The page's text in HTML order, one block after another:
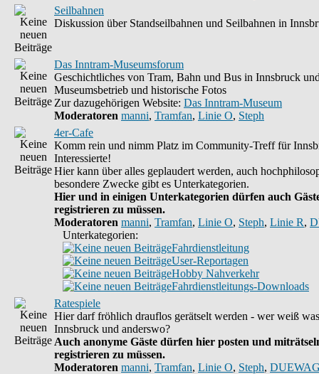
Seilbahnen
Diskussion über Standseilbahnen und Seilbahnen in
Das Inntram-Museumsforum
Geschichtliches von Tram, Bahn und Bus in Innsbruck
Museumsbetrieb und historische Fotos
Zur dazugehörigen Website: Das Inntram-Museum
Moderatoren manni, Tramfan, Linie O, Steph
4er-Cafe
Komm rein und nimm Platz im Community-Treff für
Interessierte!
Hier kann über alles geplaudert werden, auch
besondere Zwecke gibt es Unterkategorien.
Hier und in einigen Unterkategorien dürfen auch
registrieren zu müssen.
Moderatoren manni, Tramfan, Linie O, Steph, Linie R,
Unterkategorien:
Fahrdienstleitung
User-Reportagen
Hobby Nahverkehr
Fahrdienstleitungs-Downloads
Ratespiele
Hier darf fröhlich drauflos gerätselt werden - wer weiß
Innsbruck und anderswo?
Auch anonyme Gäste dürfen hier posten und
registrieren zu müssen.
Moderatoren manni, Tramfan, Linie O, Steph,